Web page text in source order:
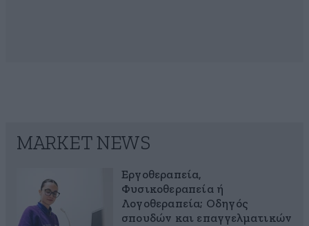
MARKET NEWS
Εργοθεραπεία,
Φυσικοθεραπεία ή
Λογοθεραπεία; Οδηγός
σπουδών και επαγγελματικών